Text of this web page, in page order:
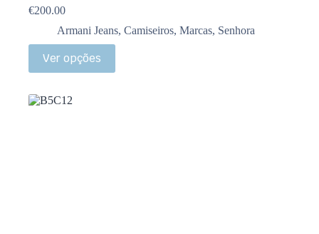
€200.00
Armani Jeans, Camiseiros, Marcas, Senhora
Ver opções